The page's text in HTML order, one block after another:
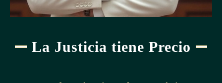
La Justicia tiene Precio